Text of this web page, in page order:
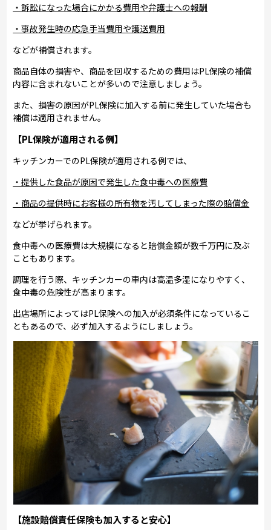
・訴訟になった場合にかかる費用や弁護士への報酬
・事故発生時の応急手当費用や護送費用
などが補償されます。
商品自体の損害や、商品を回収するための費用はPL保険の補償
内容に含まれないことが多いので注意しましょう。
また、損害の原因がPL保険に加入する前に発生していた場合も
補償は適用されません。
【PL保険が適用される例】
キッチンカーでのPL保険が適用される例では、
・提供した食品が原因で発生した食中毒への医療費
・商品の提供時にお客様の所有物を汚してしまった際の賠償金
などが挙げられます。
食中毒への医療費は大規模になると賠償金額が数千万円に及ぶ
こともあります。
調理を行う際、キッチンカーの車内は高温多湿になりやすく、
食中毒の危険性が高まります。
出店場所によってはPL保険への加入が必須条件になっているこ
ともあるので、必ず加入するようにしましょう。
【施設賠償責任保険も加入すると安心】